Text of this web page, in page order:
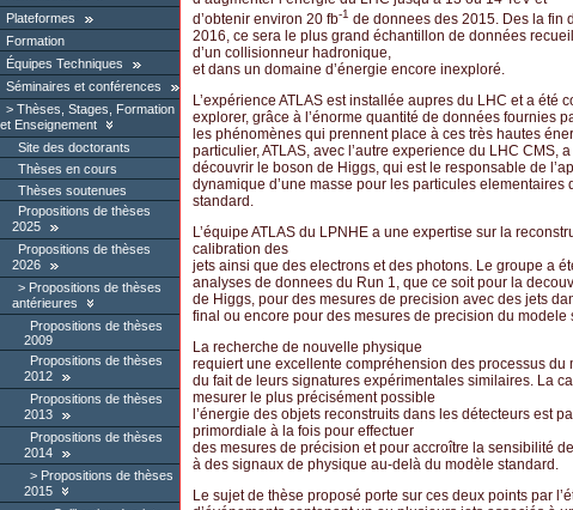
Plateformes
Formation
Équipes Techniques
Séminaires et conférences
Thèses, Stages, Formation
et Enseignement
Site des doctorants
Thèses en cours
Thèses soutenues
Propositions de thèses
2025
Propositions de thèses
2026
Propositions de thèses
antérieures
Propositions de thèses
2009
Propositions de thèses
2012
Propositions de thèses
2013
Propositions de thèses
2014
Propositions de thèses
2015
d’obtenir environ 20 fb-1 de donnees des 2015. Des la fin
2016, ce sera le plus grand échantillon de données
d’un collisionneur hadronique,
et dans un domaine d’énergie encore inexploré.
L’expérience ATLAS est installée aupres du LHC et a été
explorer, grâce à l’énorme quantité de données fournies
les phénomènes qui prennent place à ces très hautes
particulier, ATLAS, avec l’autre experience du LHC CMS,
découvrir le boson de Higgs, qui est le responsable de
dynamique d’une masse pour les particules elementaires
standard.
L’équipe ATLAS du LPNHE a une expertise sur la
calibration des
jets ainsi que des electrons et des photons. Le groupe a
analyses de donnees du Run 1, que ce soit pour la
de Higgs, pour des mesures de precision avec des jets
final ou encore pour des mesures de precision du modele
La recherche de nouvelle physique
requiert une excellente compréhension des processus du
du fait de leurs signatures expérimentales similaires. La
mesurer le plus précisément possible
l’énergie des objets reconstruits dans les détecteurs est
primordiale à la fois pour effectuer
des mesures de précision et pour accroître la sensibilité
à des signaux de physique au-delà du modèle standard.
Le sujet de thèse proposé porte sur ces deux points par